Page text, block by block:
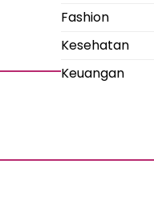
Fashion
Kesehatan
Keuangan